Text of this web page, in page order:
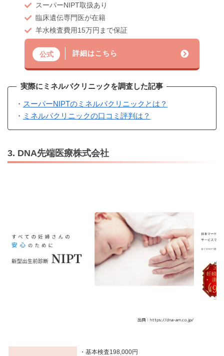
スーパーNIPT取扱あり
臨床遺伝専門医が在籍
羊水検査費用15万円まで保証
公式 詳細はこちら
実際にミネルバクリニックを調査した記事
・ スーパーNIPTのミネルバクリニックとは？
・ ミネルバクリニックの口コミ評判は？
3. DNA先端医療株式会社
・基本検査198,000円